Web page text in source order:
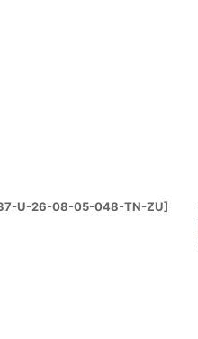
U-26-08-05-048-TN-ZU]